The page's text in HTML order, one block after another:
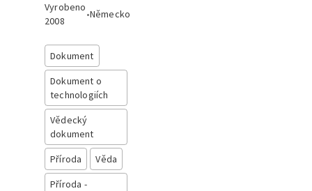
Vyrobeno
2008
•Německo
Dokument
Dokument o
technologiích
Vědecký
dokument
Příroda
Věda
Příroda -